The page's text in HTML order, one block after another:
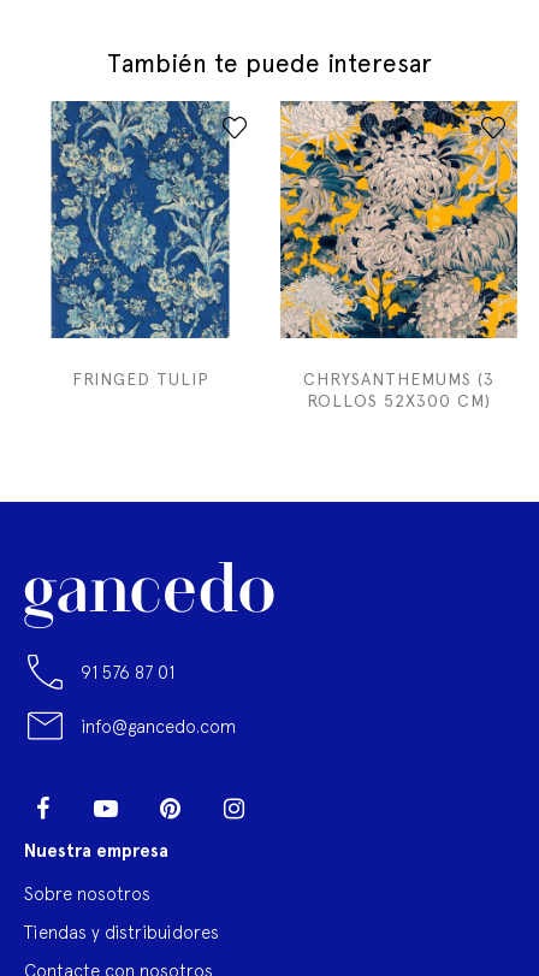
También te puede interesar
FRINGED TULIP
CHRYSANTHEMUMS (3
ROLLOS 52X300 CM)
91 576 87 01
info@gancedo.com
Facebook YouTube Pinterest
Nuestra empresa
Sobre nosotros
Tiendas y distribuidores
Contacte con nosotros